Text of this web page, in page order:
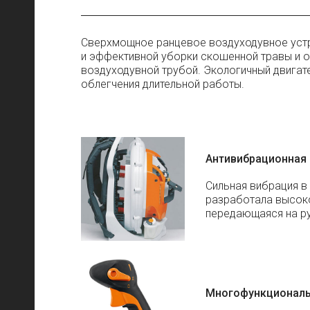
Сверхмощное ранцевое воздуходувное
и эффективной уборки скошенной травы и
воздуходувной трубой. Экологичный
облегчения длительной работы.
Антивибрационная
Сильная вибрация
разработала
передающаяся на